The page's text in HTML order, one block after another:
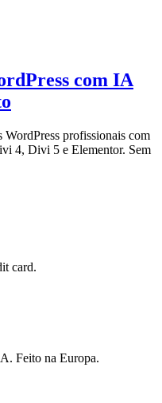
com IA
WordPress profissionais com
4, Divi 5 e Elementor. Sem
card.
Feito na Europa.